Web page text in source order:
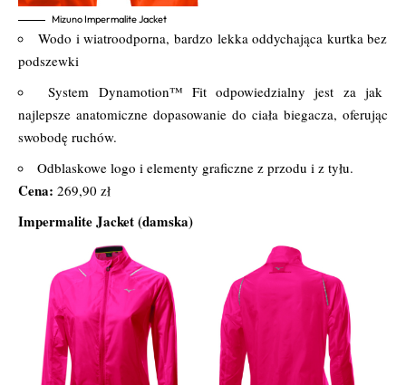
Mizuno Impermalite Jacket
Wodo i wiatroodporna, bardzo lekka oddychająca kurtka bez
podszewki
System Dynamotion™ Fit odpowiedzialny jest za jak
najlepsze anatomiczne dopasowanie do ciała biegacza, oferując
swobodę ruchów.
Odblaskowe logo i elementy graficzne z przodu i z tyłu.
Cena: 269,90 zł
Impermalite Jacket (damska)